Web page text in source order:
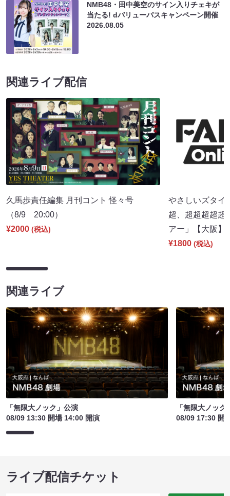
NMB48・田中美空のサイン入りチェキが
当たる! dバリューパスキャンペーン開催
2026.08.05
関連ライブ配信
久馬歩責任編集 月刊コント 怪々号
（8/9 20:00）
¥2000 (税込)
やさしいズタイ
超、超超超超超
アー」【大阪
¥1800 (税込)
関連ライブ
「無限大ノック」公演
08/09 13:30 開場 14:00 開演
「無限大ノック
08/09 17:30 開
ライブ配信チケット